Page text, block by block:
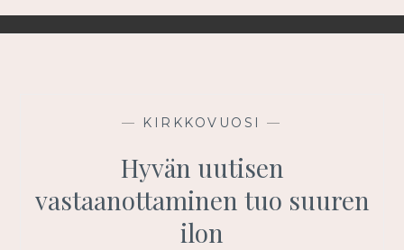
— KIRKKOVUOSI —
Hyvän uutisen
vastaanottaminen tuo suuren
ilon